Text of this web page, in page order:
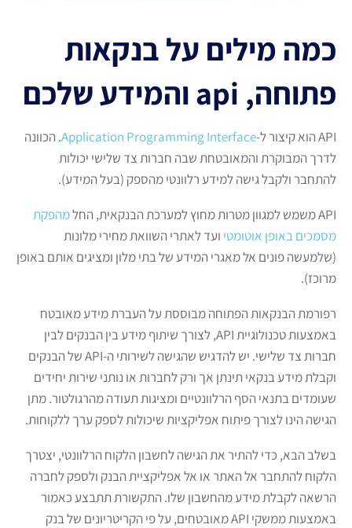
כמה מילים על בנקאות
פתוחה, api והמידע שלכם
API הוא קיצור ל- Application Programming Interface. הכוונה
לדרך המבוקרת והמאובטחת שבה חברות צד שלישי יכולות
להתחבר ולקבל גישה למידע רלוונטי מהספק (בעל המידע).
API משמש למגוון מטרות מחוץ למערכת הבנקאית, החל
מהפקת
מסמכים באופן אוטומטי ועד לאתרי השוואת מחירי מלונות
(שלמעשה פונים אל מאגרי המידע של בתי מלון ומציגים אותם באופן
מרוכז).
רפורמת הבנקאות הפתוחה מבוססת על העברת מידע מאובטח
באמצעות טכנולוגיית API, לצורך שיתוף מידע בין הבנקים לבין
חברות צד שלישי. יש להדגיש שהגישה לשירותי ה-API של הבנקים
וקבלת מידע בנקאי תינתן אך ורק לחברות או נותני שירות יחידים
שעומדים בתנאי הסף הרלוונטיים ומציגות תעודה מהרגולטור. מתן
הגישה הינו לצורך פיתוח אפליקציות שיכולות לספק ערך ללקוחות.
בשלב הבא, כדי להתיר את הגישה לחשבון הלקוח הרלוונטי, יצטרך
הלקוח להתחבר אל האתר או אל אפליקציית הבנק ולספק לחברה
הרשאה לקבלת מידע מהחשבון שלו. התקשורת תתבצע כאמור
באמצעות ממשקי API מאובטחים, על פי הקריטריונים של בנק